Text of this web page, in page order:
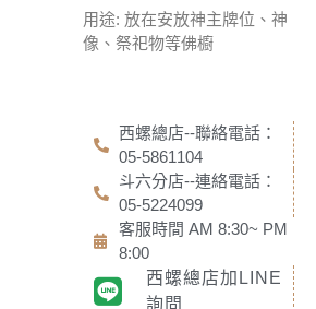
用途: 放在安放神主牌位、神
像、祭祀物等佛櫥
西螺總店--聯絡電話：
05-5861104
斗六分店--連絡電話：
05-5224099
客服時間 AM 8:30~ PM
8:00
西螺總店加LINE
詢問